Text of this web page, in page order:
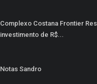
Complexo Costana Frontier
investimento de R$...
Notas Sandro